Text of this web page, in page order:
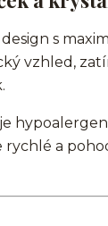
s
vzhled,
a